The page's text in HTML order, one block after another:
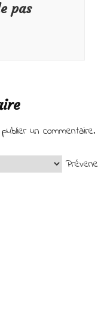
pas
un commentaire.